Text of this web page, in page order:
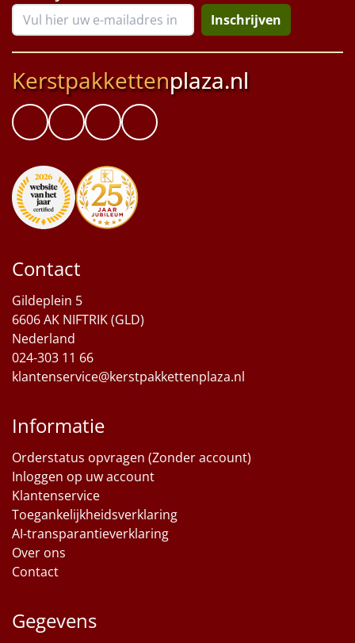
Inschrijven
Kerstpakkettenplaza.nl
Contact
Gildeplein 5
6606 AK NIFTRIK (GLD)
Nederland
024-303 11 66
klantenservice@kerstpakkettenplaza.nl
Informatie
Orderstatus opvragen (Zonder account)
Inloggen op uw account
Klantenservice
Toegankelijkheidsverklaring
AI-transparantieverklaring
Over ons
Contact
Gegevens